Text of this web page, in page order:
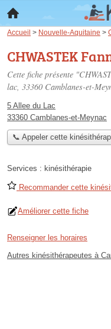
Accueil > Nouvelle-Aquitaine >
CHWASTEK
Cette fiche présente
lac, 33360 Camblanes-et-
5 Allee du Lac
33360 Camblanes-et-Meynac
📞 Appeler cette
Services : kinésithérapie
Recommander cette
Améliorer cette fiche
Renseigner les horaires
Autres kinésithérapeutes à